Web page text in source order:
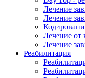
Лечение
Лечение
Лечение от
Лечение
Реабилитация